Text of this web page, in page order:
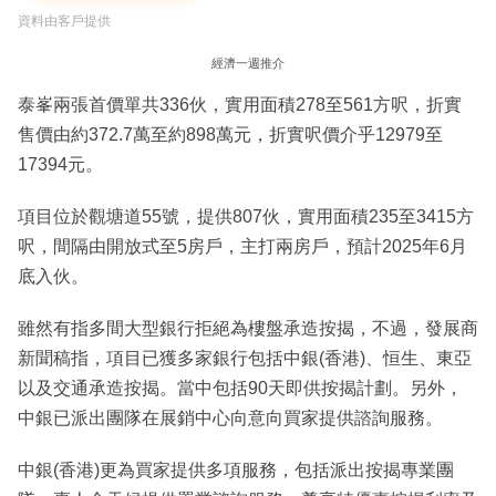
資料由客戶提供
經濟一週推介
泰峯兩張首價單共336伙，實用面積278至561方呎，折實
售價由約372.7萬至約898萬元，折實呎價介乎12979至
17394元。
項目位於觀塘道55號，提供807伙，實用面積235至3415方
呎，間隔由開放式至5房戶，主打兩房戶，預計2025年6月
底入伙。
雖然有指多間大型銀行拒絕為樓盤承造按揭，不過，發展商
新聞稿指，項目已獲多家銀行包括中銀(香港)、恒生、東亞
以及交通承造按揭。當中包括90天即供按揭計劃。另外，
中銀已派出團隊在展銷中心向意向買家提供諮詢服務。
中銀(香港)更為買家提供多項服務，包括派出按揭專業團